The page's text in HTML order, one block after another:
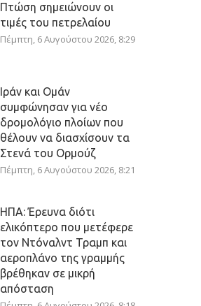
Πτώση σημειώνουν οι
τιμές του πετρελαίου
Πέμπτη, 6 Αυγούστου 2026, 8:29
Ιράν και Ομάν
συμφώνησαν για νέο
δρομολόγιο πλοίων που
θέλουν να διασχίσουν τα
Στενά του Ορμούζ
Πέμπτη, 6 Αυγούστου 2026, 8:21
ΗΠΑ: Έρευνα διότι
ελικόπτερο που μετέφερε
τον Ντόναλντ Τραμπ και
αεροπλάνο της γραμμής
βρέθηκαν σε μικρή
απόσταση